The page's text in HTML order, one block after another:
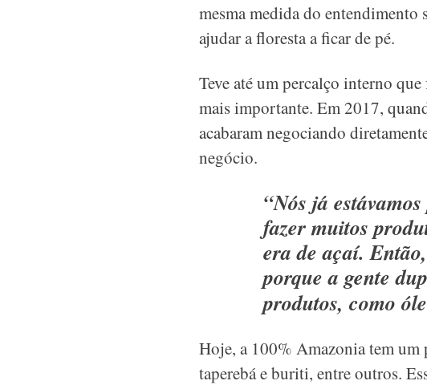
mesma medida do
ajudar a floresta a ficar de pé.
Teve até um percalço interno
mais importante. Em 2017,
acabaram negociando
negócio.
“Nós já
fazer muitos
era de açaí.
porque a gente
produtos, como
Hoje, a 100% Amazonia tem um
taperebá e buriti, entre outros.